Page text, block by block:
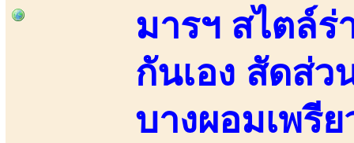
มารฯ สไตล์ร่
กันเอง สัดส่ว
บางผอมเพรี